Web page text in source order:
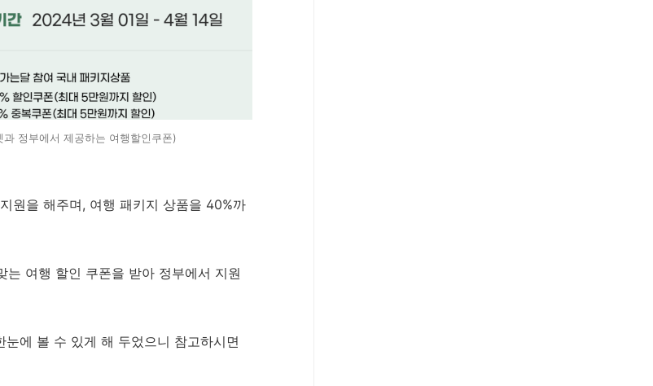
정부에서 제공하는 여행할인쿠폰)
원을 해주며, 여행 패키지 상품을 40%까
여행 할인 쿠폰을 받아 정부에서 지원
에 볼 수 있게 해 두었으니 참고하시면